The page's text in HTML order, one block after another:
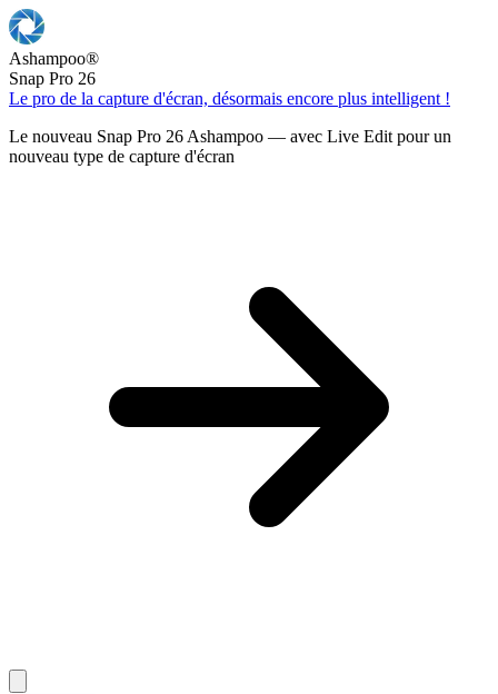
Ashampoo®
Snap Pro 26
Le pro de la capture d'écran, désormais encore plus intelligent !
Le nouveau Snap Pro 26 Ashampoo — avec Live Edit pour un
nouveau type de capture d'écran